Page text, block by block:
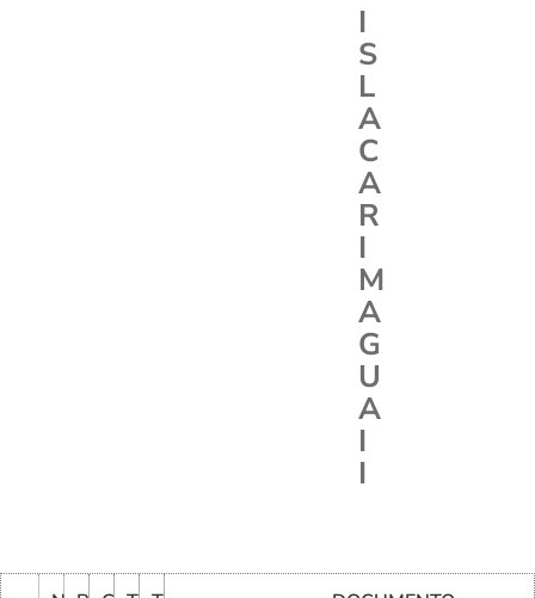
I
S
L
A
C
A
R
I
M
A
G
U
A
I
I